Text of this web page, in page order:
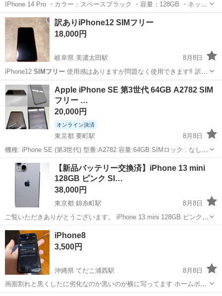
IPhone 14 Pro ・カラー：スペースブラック ・容量：128GB ・ネット
ワーク利用制限：〇 ・SIMロック：解除済み（SIMフリー） ・付属
品：充電ケーブル ・バッテリー最大容量：80％（購入後、一度もバッ
テリー...
兵庫 神戸市 新神戸駅 携帯アクセサリー
訳ありiPhone12 SIMフリー
18,000円
岐阜県 美濃太田駅
8月8日
iPhone12 SIMフリー使用感はありますが問題なく使用できます‼️ 訳あ
り理由はカメラにありますので最後までお読みください 尚、裏がブラ
ックなのは保護シールです 剥がしたい方は剥がして下さい 特に目立つ
傷はありませ...
岐阜 美濃加茂市 その他
Apple iPhone SE 第3世代 64GB A2782 SIM
フリー …
20,000円
オンライン決済
東京都 要町駅
8月8日
機種: iPhone SE (第3世代) 型番:A2782 容量:64GB SIMロック : なし
(SIMフリー) ・バッテリー最大容量: 82% 【動作】 ・動作確認済み 初
期化済み ・アクティベーション...
東京 板橋区 要町駅 携帯電話/スマホ
【新品バッテリー交換済】iPhone 13 mini
128GB ピンク SI…
38,000円
東京都 錦糸町駅
8月8日
ご覧いただきありがとうございます。 iPhone 13 mini 128GB ピンクの
出品です。 サブ機として使用していましたが、この度買い替えのため
出品いたしました。 【この商品の最大の魅力】 バッテリー新品！: 今
月（...
東京 墨田区
iPhone8
3,500円
沖縄県 てだこ浦西駅
8月8日
画面割れと黒くしたに劣化なのか黒いのが横に写ってます ホームボタ
ン壊れてます！ホームボタンが壊れてるので丸いの出して使ってまし